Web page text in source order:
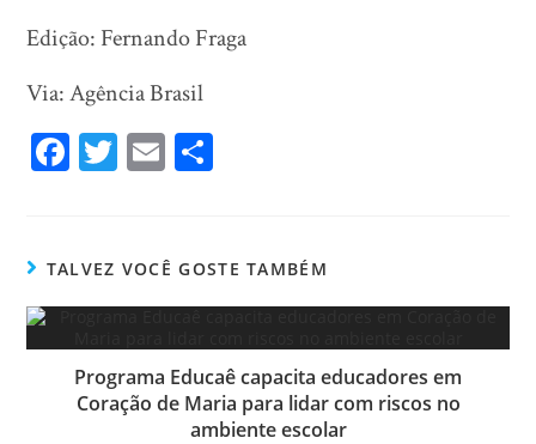
Edição: Fernando Fraga
Via: Agência Brasil
Fa
ok
T
er
E
TALVEZ VOCÊ GOSTE TAMBÉM
Programa Educaê capacita educadores em
Coração de Maria para lidar com riscos no
ambiente escolar